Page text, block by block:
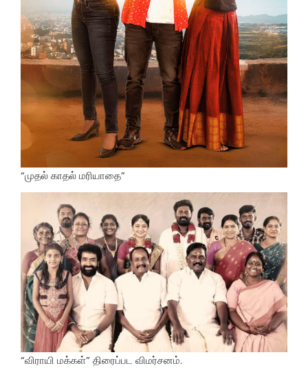
“முதல் காதல் மரியாதை”
“விராயி மக்கள்” திரைப்பட விமர்சனம்.